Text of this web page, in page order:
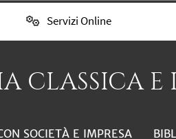
Servizi Online
CLASSICA
SOCIETÀ E IMPRESA